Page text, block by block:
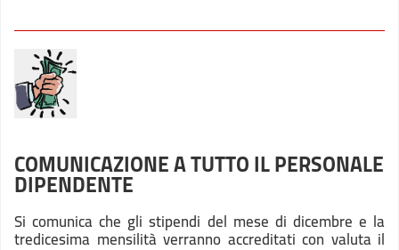
COMUNICAZIONE A TUTTO IL PERSONALE
DIPENDENTE
Si comunica che gli stipendi del mese di dicembre e la
tredicesima mensilità verranno accreditati con valuta il